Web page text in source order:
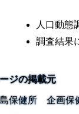
人口動態
調査結果
ジの掲載元
保健所 企画保